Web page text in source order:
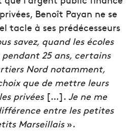
Benoît Payan ne se
tacle à ses prédécesseurs
savez, quand les écoles
25 ans, certains
Nord notamment,
que de mettre leurs
privées[…]. Je ne me
entre les petites
Marseillais».